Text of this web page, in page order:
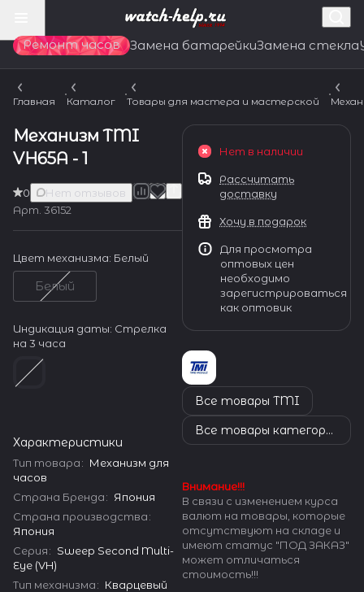
Ремонт часов Замена батарейкиЗамена стекла
Главная Каталог Товары для мастера и мастерской
Механизм TMI
VH65A - 1
0
Нет отзывов
Арт. 36152
Цвет механизма: Белый
Белый
Индикация даты: Стрелка
на 3 часа
Характеристики
Тип товара: Механизм для
часов
Страна Бренда: Япония
Страна производства:
Япония
Серия: Sweep Second Multi-
Eye (VH)
Тип механизма: Кварцевый
Нет в наличии
Рассчитать
доставку
Хочу в подарок
Для просмотра
оптовых цен
необходимо
зарегистрироваться
как оптовик
Все товары TMI
Все товары категории
Внимание!!!
В связи с изменением курса
валют на товары, которые
отсутствуют на складе и
имеют статус "ПОД ЗАКАЗ"
может отличаться
стоимость!!!